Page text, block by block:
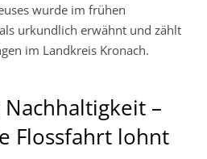
wurde im frühen
urkundlich erwähnt und zählt
im Landkreis Kronach.
–
Flossfahrt lohnt